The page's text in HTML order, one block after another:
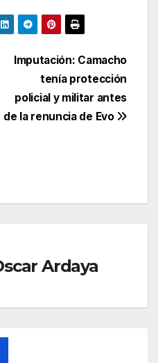
Imputación: Camacho
tenía protección
policial y militar antes
de la renuncia de Evo
Ardaya